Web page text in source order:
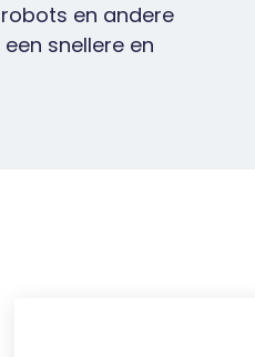
en andere
snellere en